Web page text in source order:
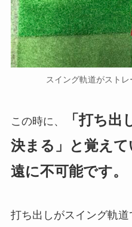
スイング軌道がスト
この時に、
「打ち
決まる」と覚え
遠に不可能です。
打ち出しがスイング軌